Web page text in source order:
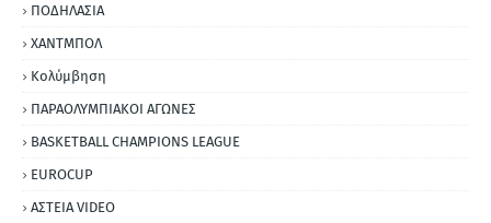
ΠΟΔΗΛΑΣΙΑ
ΧΑΝΤΜΠΟΛ
Κολύμβηση
ΠΑΡΑΟΛΥΜΠΙΑΚΟΙ ΑΓΩΝΕΣ
BASKETBALL CHAMPIONS LEAGUE
EUROCUP
ΑΣΤΕΙΑ VIDEO